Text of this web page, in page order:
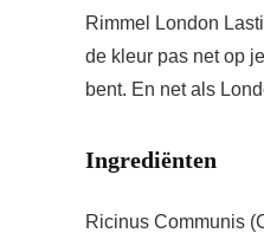
Rimmel London
de kleur pas net op
bent. En net als
Ingrediënten
Ricinus Communis